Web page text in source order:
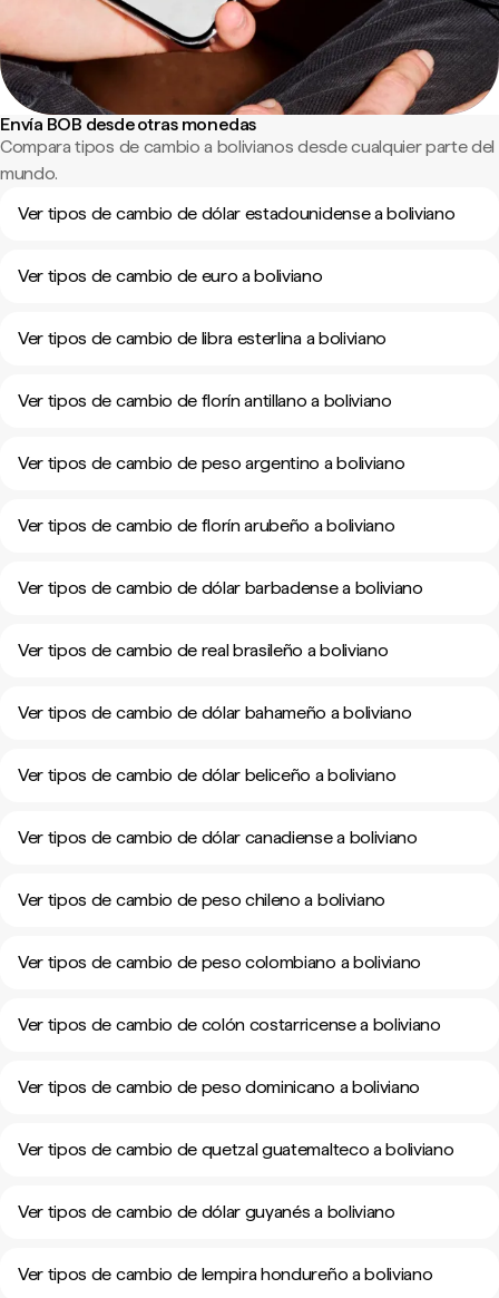
Envía BOB desde otras monedas
Compara tipos de cambio a bolivianos desde cualquier parte del
mundo.
Ver tipos de cambio de dólar estadounidense a boliviano
Ver tipos de cambio de euro a boliviano
Ver tipos de cambio de libra esterlina a boliviano
Ver tipos de cambio de florín antillano a boliviano
Ver tipos de cambio de peso argentino a boliviano
Ver tipos de cambio de florín arubeño a boliviano
Ver tipos de cambio de dólar barbadense a boliviano
Ver tipos de cambio de real brasileño a boliviano
Ver tipos de cambio de dólar bahameño a boliviano
Ver tipos de cambio de dólar beliceño a boliviano
Ver tipos de cambio de dólar canadiense a boliviano
Ver tipos de cambio de peso chileno a boliviano
Ver tipos de cambio de peso colombiano a boliviano
Ver tipos de cambio de colón costarricense a boliviano
Ver tipos de cambio de peso dominicano a boliviano
Ver tipos de cambio de quetzal guatemalteco a boliviano
Ver tipos de cambio de dólar guyanés a boliviano
Ver tipos de cambio de lempira hondureño a boliviano